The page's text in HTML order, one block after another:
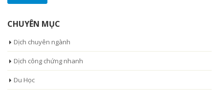
CHUYÊN MỤC
Dịch chuyên ngành
Dịch công chứng nhanh
Du Học